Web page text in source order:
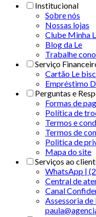
Institucional
Sobre nós
Nossas lojas
Clube Minha
Blog da Le
Trabalhe
Serviço
Cartão Le
Empréstimo
Perguntas e
Formas de
Política de
Termos e
Termos de
Politica de
Mapa do site
Serviços ao
WhatsApp |
Central de
Canal
Assessoria de